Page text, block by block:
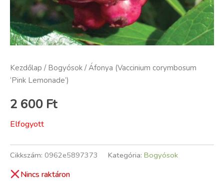
Kezdőlap / Bogyósok / Áfonya (Vaccinium corymbosum
‘Pink Lemonade’)
2 600 Ft
Elfogyott
Cikkszám: 0962e5897373 Kategória: Bogyósok
Nincs raktáron